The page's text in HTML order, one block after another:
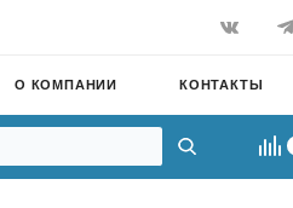
О КОМПАНИИ КОНТАКТЫ